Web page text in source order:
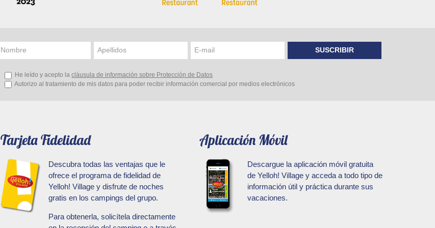
Nombre Apellidos E-mail SUSCRIBIR
He leído y acepto lacláusula de información sobre Protección de Datos
Autorizo al tratamiento de mis datos para poder recibir información comercial por medios electrónicos
Tarjeta Fidelidad
Descubra todas las ventajas que le
ofrece el programa de fidelidad de
Yelloh! Village y disfrute de noches
gratis en los campings del grupo.
Para obtenerla, solicítela directamente
Aplicación Móvil
Descargue la aplicación móvil gratuita
de Yelloh! Village y acceda a todo tipo de
información útil y práctica durante sus
vacaciones.